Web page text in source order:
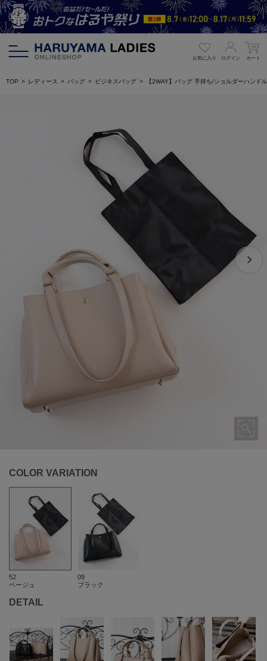
お気に入り ログイン カート
TOP レディース バッグ ビジネスバッグ 【2WAY】バッグ 手持ち/ショルダーハン
COLOR VARIATION
52
ベージュ
09
ブラック
DETAIL